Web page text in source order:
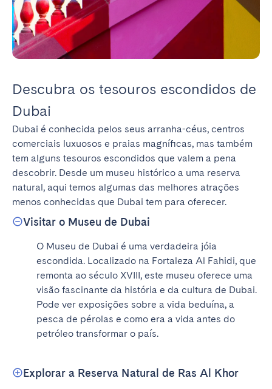
Descubra os tesouros escondidos de
Dubai
Dubai é conhecida pelos seus arranha-céus, centros
comerciais luxuosos e praias magníficas, mas também
tem alguns tesouros escondidos que valem a pena
descobrir. Desde um museu histórico a uma reserva
natural, aqui temos algumas das melhores atrações
menos conhecidas que Dubai tem para oferecer.
Visitar o Museu de Dubai
O Museu de Dubai é uma verdadeira jóia
escondida. Localizado na Fortaleza Al Fahidi, que
remonta ao século XVIII, este museu oferece uma
visão fascinante da história e da cultura de Dubai.
Pode ver exposições sobre a vida beduína, a
pesca de pérolas e como era a vida antes do
petróleo transformar o país.
Explorar a Reserva Natural de Ras Al Khor